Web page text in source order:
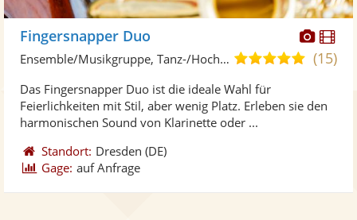
Fingersnapper Duo
5,0(15)
Ensemble/Musikgruppe, Tanz-/Hochzeitsband
Das Fingersnapper Duo ist die ideale Wahl für
Feierlichkeiten mit Stil, aber wenig Platz. Erleben sie den
harmonischen Sound von Klarinette oder ...
Standort: Dresden (DE)
Gage: auf Anfrage